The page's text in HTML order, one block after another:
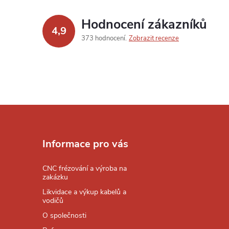
4,9 Hodnocení zákazníků
373 hodnocení Zobrazit recenze
Informace pro vás
CNC frézování a výroba na
zakázku
Likvidace a výkup kabelů a
vodičů
O společnosti